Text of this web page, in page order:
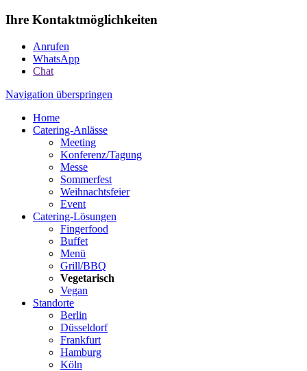
Ihre Kontaktmöglichkeiten
Anrufen
WhatsApp
Chat
Navigation überspringen
Home
Catering-Anlässe
Meeting
Konferenz/Tagung
Messe
Sommerfest
Weihnachtsfeier
Event
Catering-Lösungen
Fingerfood
Buffet
Menü
Grill/BBQ
Vegetarisch
Vegan
Standorte
Berlin
Düsseldorf
Frankfurt
Hamburg
Köln